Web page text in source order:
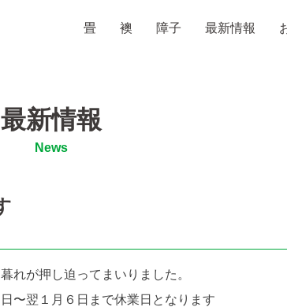
み・ふすま店
畳 襖 障子 最新情報
最新情報
News
れが押し迫ってまいりました。
〜翌１月６日まで休業日となります